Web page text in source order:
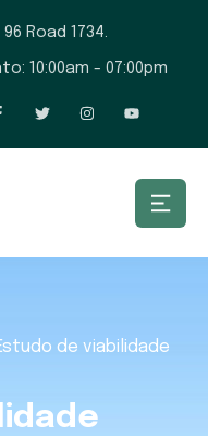
Road 1734.
10:00am - 07:00pm
de viabilidade